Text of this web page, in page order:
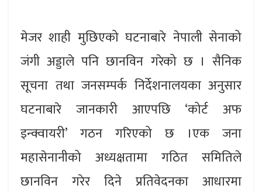
मेजर शाही मुछिएको घटनाबारे नेपाली सेनाको
जंगी अड्डाले पनि छानविन गरेको छ । सैनिक
सूचना तथा जनसम्पर्क निर्देशनालयका अनुसार
घटनाबारे जानकारी आएपछि ‘कोर्ट अफ
इन्क्वायरी’ गठन गरिएको छ ।एक जना
महासेनानीको अध्यक्षतामा गठित समितिले
छानविन गरेर दिने प्रतिवेदनका आधारमा